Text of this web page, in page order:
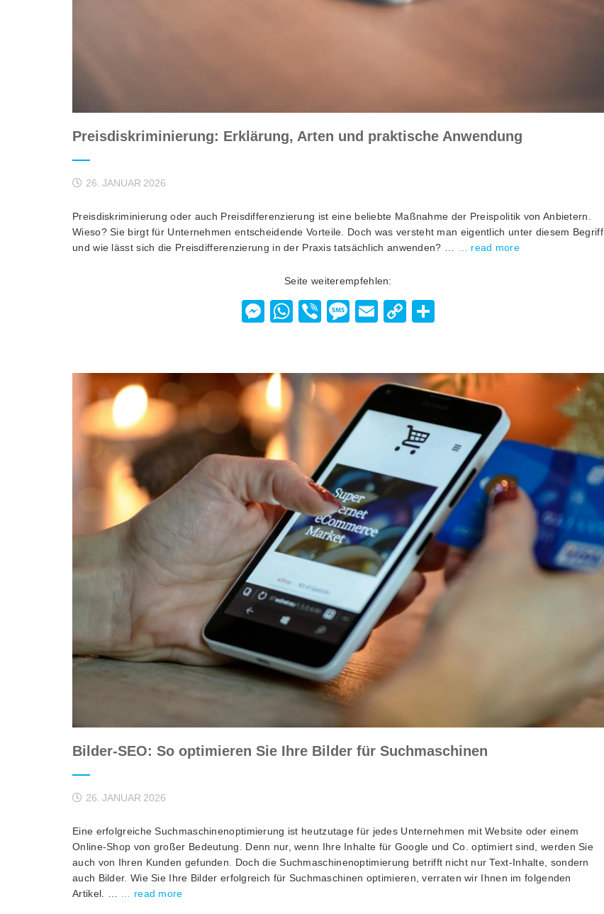
Preisdiskriminierung: Erklärung, Arten und praktische Anwendung
26. JANUAR 2026
Preisdiskriminierung oder auch Preisdifferenzierung ist eine beliebte Maßnahme der Preispolitik von Anbietern.
Wieso? Sie birgt für Unternehmen entscheidende Vorteile. Doch was versteht man eigentlich unter diesem Begriff
und wie lässt sich die Preisdifferenzierung in der Praxis tatsächlich anwenden? … … read more
Seite weiterempfehlen:
Messenger
WhatsApp
ViberMessage
EmailCopy
Bilder-SEO: So optimieren Sie Ihre Bilder für Suchmaschinen
26. JANUAR 2026
Eine erfolgreiche Suchmaschinenoptimierung ist heutzutage für jedes Unternehmen mit Website oder einem
Online-Shop von großer Bedeutung. Denn nur, wenn Ihre Inhalte für Google und Co. optimiert sind, werden Sie
auch von Ihren Kunden gefunden. Doch die Suchmaschinenoptimierung betrifft nicht nur Text-Inhalte, sondern
auch Bilder. Wie Sie Ihre Bilder erfolgreich für Suchmaschinen optimieren, verraten wir Ihnen im folgenden
Artikel. … … read more